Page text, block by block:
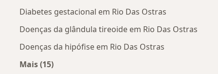
Diabetes gestacional em Rio Das Ostras
Doenças da glândula tireoide em Rio Das Ostras
Doenças da hipófise em Rio Das Ostras
Mais (15)